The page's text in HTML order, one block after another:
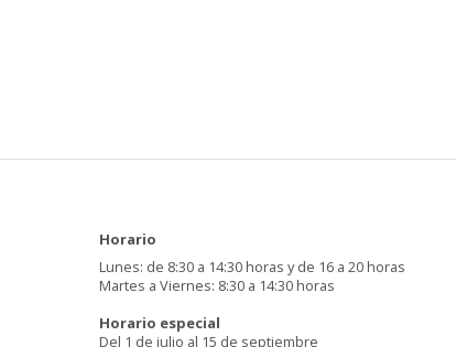
Horario
Lunes: de 8:30 a 14:30 horas y de 16 a 20 horas
Martes a Viernes: 8:30 a 14:30 horas
Horario especial
Del 1 de julio al 15 de septiembre